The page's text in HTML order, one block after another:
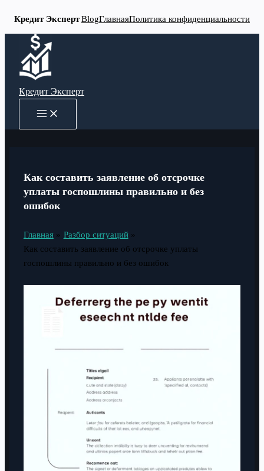
Кредит ЭкспертBlogГлавнаяПолитика конфиденциальности
Перейти
содержимому
Кредит Эксперт
MAIN
MENU
Как составить заявление об отсрочке
уплаты госпошлины правильно и без
ошибок
Главная
Разбор ситуаций
Как составить заявление об отсрочке уплаты
госпошлины правильно и без ошибок